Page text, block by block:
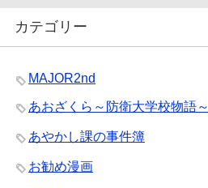
カテゴリー
MAJOR2nd
あおざくら～防衛大学校物語～
あやかし課の事件簿
お勧め漫画